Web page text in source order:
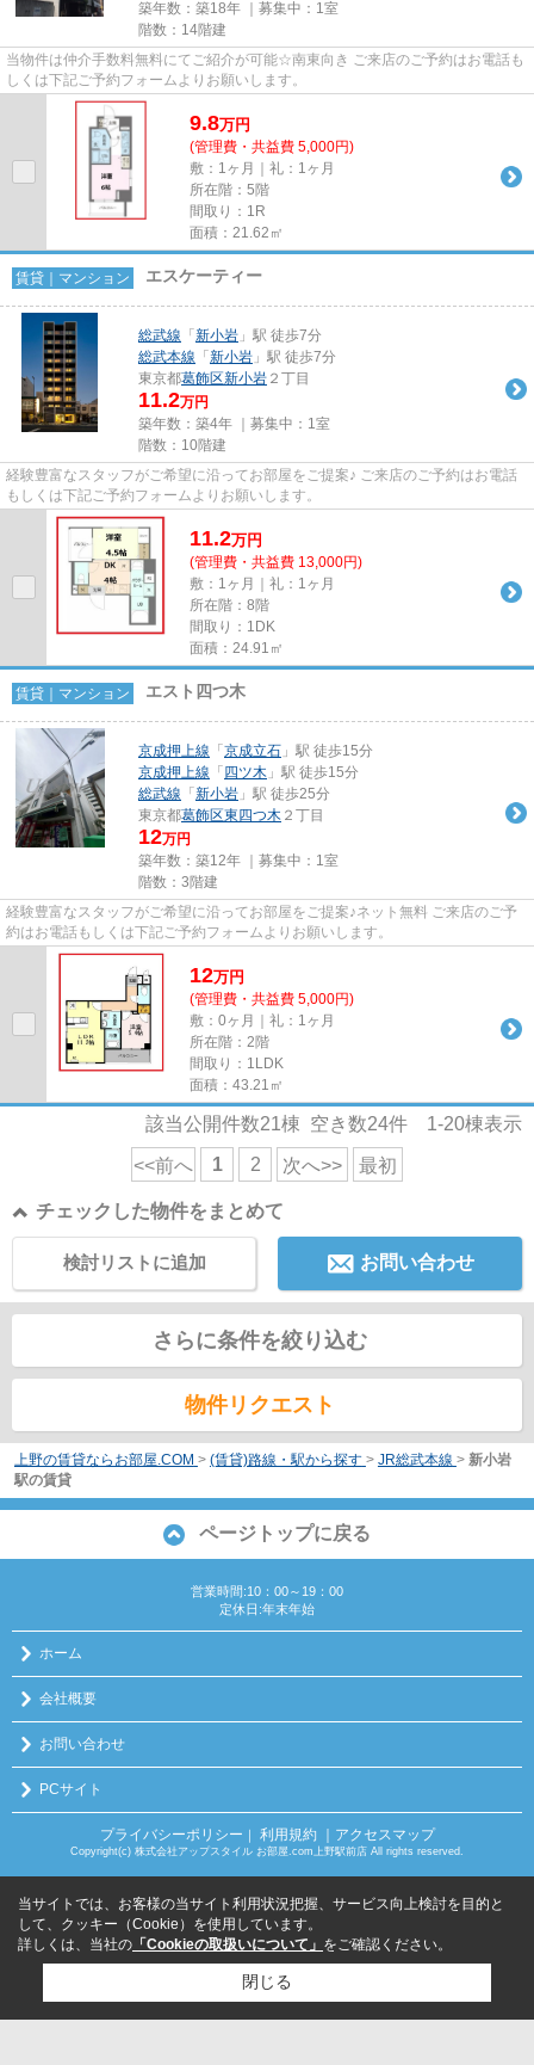
築年数：築18年 ｜募集中： 1室
階数：14階建
当物件は仲介手数料無料にてご紹介が可能☆南東向き ご来店のご予約はお電話も
しくは下記ご予約フォームよりお願いします。
9.8万円
(管理費・共益費 5,000円)
敷：1ヶ月｜礼：1ヶ月
所在階：5階
間取り：1R
面積：21.62㎡
賃貸｜マンション エスケーティー
総武線 「 新小岩 」駅 徒歩7分
総武本線 「 新小岩 」駅 徒歩7分
東京都葛飾区新小岩 ２丁目
11.2万円
築年数：築4年 ｜募集中： 1室
階数：10階建
経験豊富なスタッフがご希望に沿ってお部屋をご提案♪ ご来店のご予約はお電話
もしくは下記ご予約フォームよりお願いします。
11.2万円
(管理費・共益費 13,000円)
敷：1ヶ月｜礼：1ヶ月
所在階：8階
間取り：1DK
面積：24.91㎡
賃貸｜マンション エスト四つ木
京成押上線 「 京成立石 」駅 徒歩15分
京成押上線 「 四ツ木 」駅 徒歩15分
総武線 「 新小岩 」駅 徒歩25分
東京都葛飾区東四つ木 ２丁目
12万円
築年数：築12年 ｜募集中： 1室
階数：3階建
経験豊富なスタッフがご希望に沿ってお部屋をご提案♪ネット無料 ご来店のご予
約はお電話もしくは下記ご予約フォームよりお願いします。
12万円
(管理費・共益費 5,000円)
敷：0ヶ月｜礼：1ヶ月
所在階：2階
間取り：1LDK
面積：43.21㎡
該当公開件数21棟 空き数24件 1-20棟表示
<<前へ 1 2 次へ>> 最初
チェックした物件をまとめて
お問い合わせ
検討リストに追加
さらに条件を絞り込む
物件リクエスト
上野の賃貸ならお部屋.COM > (賃貸)路線・駅から探す > JR総武本線 > 新小岩
駅の賃貸
ページトップに戻る
営業時間:10：00～19：00
定休日:年末年始
ホーム
会社概要
お問い合わせ
PCサイト
プライバシーポリシー ｜ 利用規約 ｜アクセスマップ
Copyright(c) 株式会社アップスタイル お部屋.com上野駅前店 All rights reserved.
当サイトでは、お客様の当サイト利用状況把握、サービス向上検討を目的と
して、クッキー（Cookie）を使用しています。
詳しくは、当社の 「Cookieの取扱いについて」 をご確認ください。
閉じる